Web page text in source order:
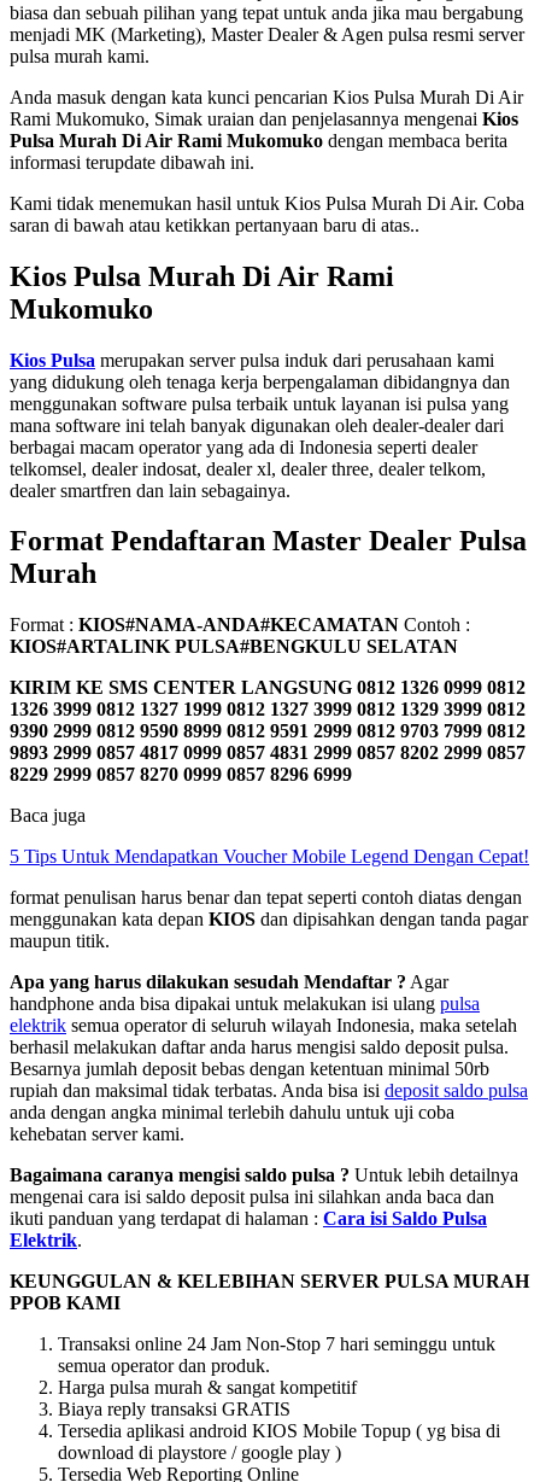
biasa dan sebuah pilihan yang tepat untuk anda jika mau bergabung
menjadi MK (Marketing), Master Dealer & Agen pulsa resmi server
pulsa murah kami.
Anda masuk dengan kata kunci pencarian Kios Pulsa Murah Di Air
Rami Mukomuko, Simak uraian dan penjelasannya mengenai Kios
Pulsa Murah Di Air Rami Mukomuko dengan membaca berita
informasi terupdate dibawah ini.
Kami tidak menemukan hasil untuk Kios Pulsa Murah Di Air. Coba
saran di bawah atau ketikkan pertanyaan baru di atas..
Kios Pulsa Murah Di Air Rami
Mukomuko
Kios Pulsa merupakan server pulsa induk dari perusahaan kami
yang didukung oleh tenaga kerja berpengalaman dibidangnya dan
menggunakan software pulsa terbaik untuk layanan isi pulsa yang
mana software ini telah banyak digunakan oleh dealer-dealer dari
berbagai macam operator yang ada di Indonesia seperti dealer
telkomsel, dealer indosat, dealer xl, dealer three, dealer telkom,
dealer smartfren dan lain sebagainya.
Format Pendaftaran Master Dealer Pulsa
Murah
Format : KIOS#NAMA-ANDA#KECAMATAN Contoh :
KIOS#ARTALINK PULSA#BENGKULU SELATAN
KIRIM KE SMS CENTER LANGSUNG 0812 1326 0999 0812
1326 3999 0812 1327 1999 0812 1327 3999 0812 1329 3999 0812
9390 2999 0812 9590 8999 0812 9591 2999 0812 9703 7999 0812
9893 2999 0857 4817 0999 0857 4831 2999 0857 8202 2999 0857
8229 2999 0857 8270 0999 0857 8296 6999
Baca juga
5 Tips Untuk Mendapatkan Voucher Mobile Legend Dengan Cepat!
format penulisan harus benar dan tepat seperti contoh diatas dengan
menggunakan kata depan KIOS dan dipisahkan dengan tanda pagar
maupun titik.
Apa yang harus dilakukan sesudah Mendaftar ? Agar
handphone anda bisa dipakai untuk melakukan isi ulang pulsa
elektrik semua operator di seluruh wilayah Indonesia, maka setelah
berhasil melakukan daftar anda harus mengisi saldo deposit pulsa.
Besarnya jumlah deposit bebas dengan ketentuan minimal 50rb
rupiah dan maksimal tidak terbatas. Anda bisa isi deposit saldo pulsa
anda dengan angka minimal terlebih dahulu untuk uji coba
kehebatan server kami.
Bagaimana caranya mengisi saldo pulsa ? Untuk lebih detailnya
mengenai cara isi saldo deposit pulsa ini silahkan anda baca dan
ikuti panduan yang terdapat di halaman : Cara isi Saldo Pulsa
Elektrik.
KEUNGGULAN & KELEBIHAN SERVER PULSA MURAH
PPOB KAMI
Transaksi online 24 Jam Non-Stop 7 hari seminggu untuk
semua operator dan produk.
Harga pulsa murah & sangat kompetitif
Biaya reply transaksi GRATIS
Tersedia aplikasi android KIOS Mobile Topup ( yg bisa di
download di playstore / google play )
Tersedia Web Reporting Online